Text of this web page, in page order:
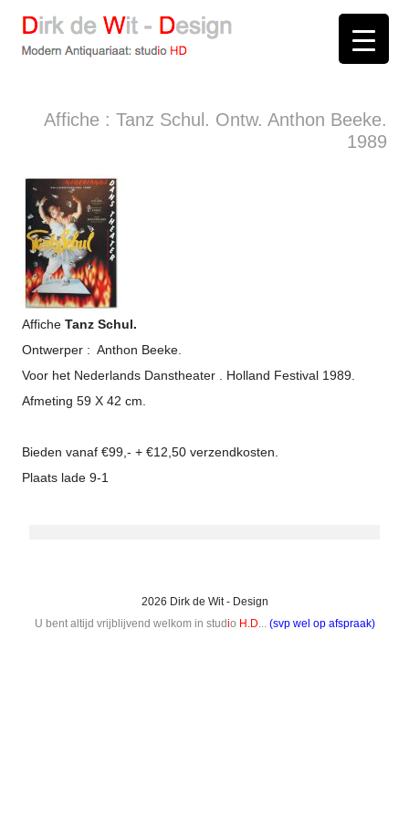
Dirk de Wit - Design
Modern Antiquariaat: studio HD
Affiche : Tanz Schul. Ontw. Anthon Beeke.
1989
Affiche Tanz Schul.
Ontwerper : Anthon Beeke.
Voor het Nederlands Danstheater . Holland Festival 1989.
Afmeting 59 X 42 cm.
Bieden vanaf €99,- + €12,50 verzendkosten.
Plaats lade 9-1
2026 Dirk de Wit - Design
U bent altijd vrijblijvend welkom in studio H.D... (svp wel op afspraak)